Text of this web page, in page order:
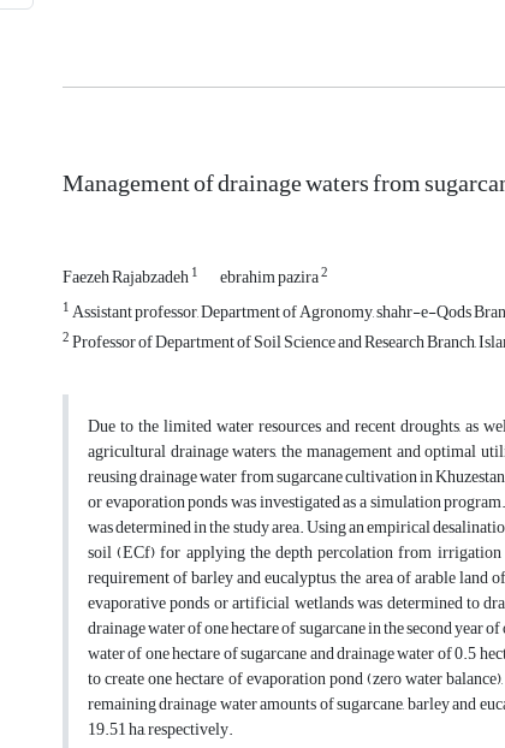
Management of drainage waters from
Faezeh Rajabzadeh1 ebrahim pazira2
1Assistant professor, Department of Agronomy, shahr-e-Qods
2Professor of Department of Soil Science and Research Branch,
Due to the limited water resources and recent droughts, as
agricultural drainage waters, the management and optimal
reusing drainage water from sugarcane cultivation in
or evaporation ponds was investigated as a simulation
was determined in the study area. Using an empirical
soil (ECf) for applying the depth percolation from irrigation
requirement of barley and eucalyptus, the area of arable land
evaporative ponds or artificial wetlands was determined to
drainage water of one hectare of sugarcane in the second year
water of one hectare of sugarcane and drainage water of 0.5
to create one hectare of evaporation pond (zero water
remaining drainage water amounts of sugarcane, barley and
19.51 ha, respectively.